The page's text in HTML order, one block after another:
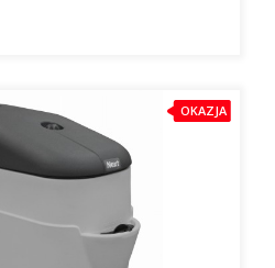
OKAZJA